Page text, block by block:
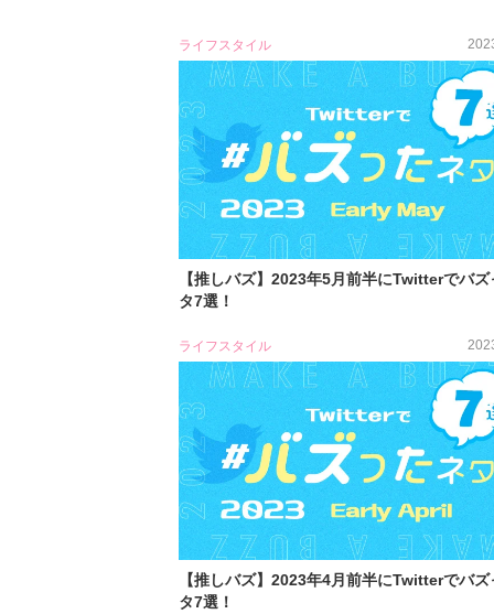
ライフスタイル
【推しバズ】2023年5月前半にTwitterでバズ
タ7選！
ライフスタイル
【推しバズ】2023年4月前半にTwitterでバズ
タ7選！